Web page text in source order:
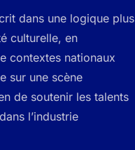
dans une logique plus
culturelle, en
contextes nationaux
sur une scène
de soutenir les talents
l’industrie